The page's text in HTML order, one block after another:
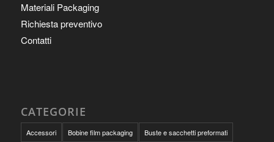
Materiali Packaging
Richiesta preventivo
Contatti
CATEGORIE
Accessori Bobine film packaging Buste e sacchetti preformati